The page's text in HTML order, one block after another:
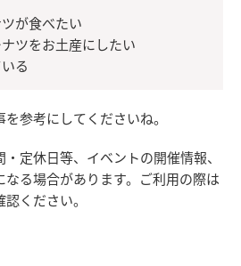
が食べたい
ツをお土産にしたい
る
参考にしてくださいね。
定休日等、イベントの開催情報、
る場合があります。ご利用の際は
ください。